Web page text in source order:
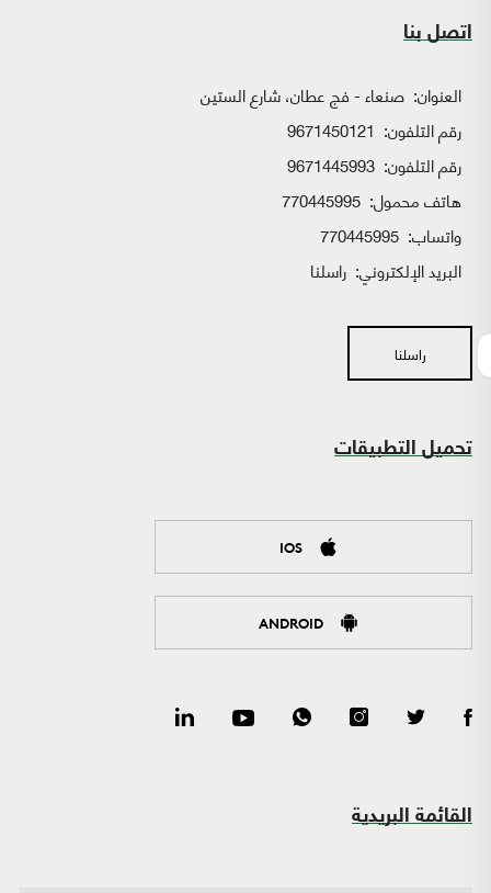
اتصل بنا
العنوان: صنعاء - فج عطان، شارع الستين
رقم التلفون: 9671450121
رقم التلفون: 9671445993
هاتف محمول: 770445995
واتساب:
البريد الإلكتروني: راسلنا
راسلنا
تحميل التطبيقات
IOS
ANDROID
القائمة البريدية